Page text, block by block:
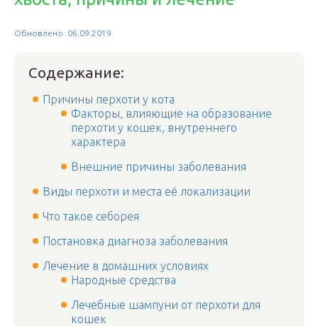
Обновлено: 06.09.2019
Содержание:
Причины перхоти у кота
Факторы, влияющие на образование
перхоти у кошек, внутреннего
характера
Внешние причины заболевания
Виды перхоти и места её локализации
Что такое себорея
Постановка диагноза заболевания
Лечение в домашних условиях
Народные средства
Лечебные шампуни от перхоти для
кошек